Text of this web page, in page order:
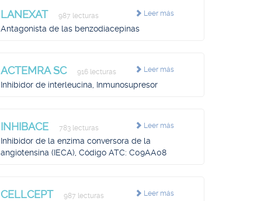
Leer más
LANEXAT 987 lecturas
Antagonista de las benzodiacepinas
Leer más
ACTEMRA SC 916 lecturas
Inhibidor de interleucina, Inmunosupresor
Leer más
INHIBACE 783 lecturas
Inhibidor de la enzima conversora de la
angiotensina (IECA), Código ATC: C09AA08
Leer más
CELLCEPT 987 lecturas